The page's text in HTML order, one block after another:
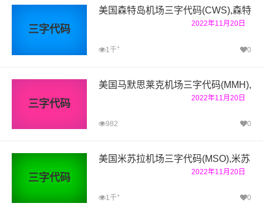
三字代码
美国森特岛机场三字代码(CWS),森特
1千+ 0
2022年11月20日
三字代码
美国马默思莱克机场三字代码(MMH),
982 0
2022年11月20日
三字代码
美国米苏拉机场三字代码(MSO),米苏
1千+ 0
2022年11月20日